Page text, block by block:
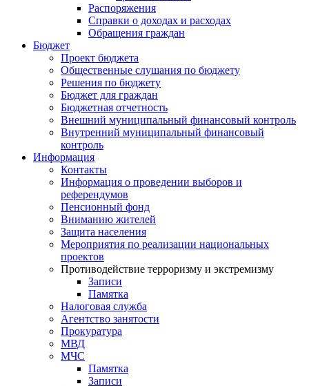
Распоряжения
Справки о доходах и расходах
Обращения граждан
Бюджет
Проект бюджета
Общественные слушания по бюджету
Решения по бюджету
Бюджет для граждан
Бюджетная отчетность
Внешний муниципальный финансовый контроль
Внутренний муниципальный финансовый
контроль
Информация
Контакты
Информация о проведении выборов и
референдумов
Пенсионный фонд
Вниманию жителей
Защита населения
Мероприятия по реализации национальных
проектов
Противодействие терроризму и экстремизму
Записи
Памятка
Налоговая служба
Агентство занятости
Прокуратура
МВД
МЧС
Памятка
Записи